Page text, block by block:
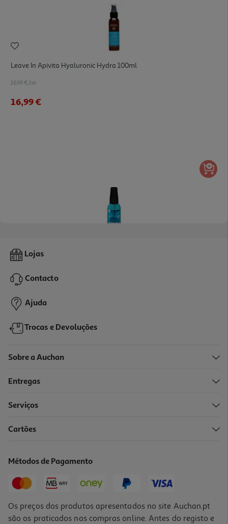
Leave In Apivita Hyaluronic Hydra 100ml
16.99 €/un
16,99 €
Leave-In Novex Oxygen Therapy 100ml
6,79 €
Lojas
Contacto
Ajuda
Trocas e Devoluções
Sobre a Auchan
Entregas
Serviços
Cartões
Métodos de Pagamento
Os preços dos produtos apresentados no site Auchan.pt
são os praticados nas compras online. Antes do registo e